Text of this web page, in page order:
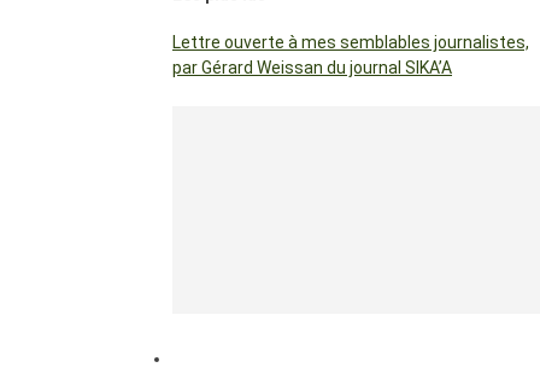
Lettre ouverte à mes semblables journalistes,
par Gérard Weissan du journal SIKA’A